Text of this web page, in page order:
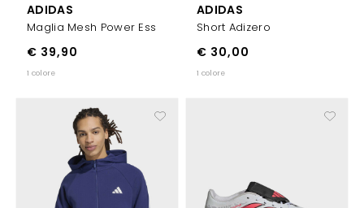
ADIDAS
Maglia Mesh Power Ess
€ 39,90
1 colore
ADIDAS
Short Adizero
€ 30,00
1 colore